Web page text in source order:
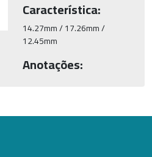
Característica:
14.27mm / 17.26mm /
12.45mm
Anotações: